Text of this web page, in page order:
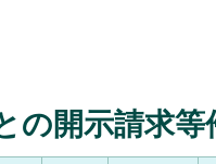
の開示請求等